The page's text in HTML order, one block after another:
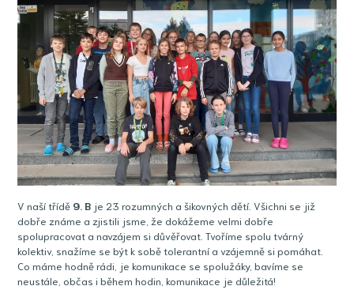
V naší třídě 9 . B je 23 rozumných a šikovných dětí. Všichni se již
dobře známe a zjistili jsme, že dokážeme velmi dobře
spolupracovat a navzájem si důvěřovat. Tvoříme spolu tvárný
kolektiv, snažíme se být k sobě tolerantní a vzájemně si pomáhat.
Co máme hodně rádi, je komunikace se spolužáky, bavíme se
neustále, občas i během hodin, komunikace je důležitá!